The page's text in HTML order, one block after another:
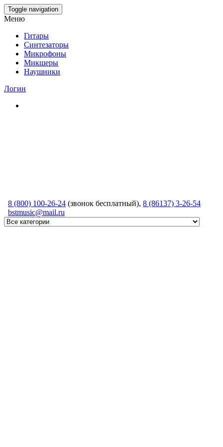
Skip
to
content
Toggle navigation
Меню
Гитары
Синтезаторы
Микрофоны
Микшеры
Наушники
Логин
8 (800) 100-26-24 (звонок бесплатный), 8 (86137) 3-26-54
bstmusic@mail.ru